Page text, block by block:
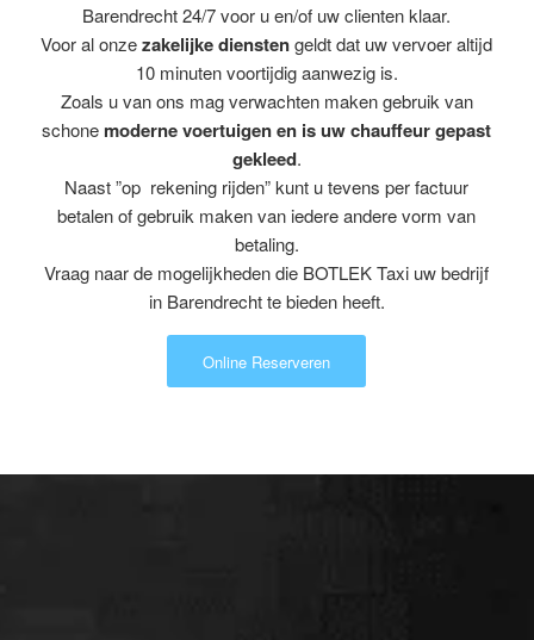
Barendrecht 24/7 voor u en/of uw clienten klaar.
Voor al onzezakelijke dienstengeldt dat uw vervoer altijd
10 minuten voortijdig aanwezig is.
Zoals u van ons mag verwachten maken gebruik van
schone moderne voertuigen en is uw chauffeur gepast
gekleed.
Naast ”op rekening rijden” kunt u tevens per factuur
betalen of gebruik maken van iedere andere vorm van
betaling.
Vraag naar de mogelijkheden die BOTLEK Taxi uw bedrijf
in Barendrecht te bieden heeft.
Online Reserveren